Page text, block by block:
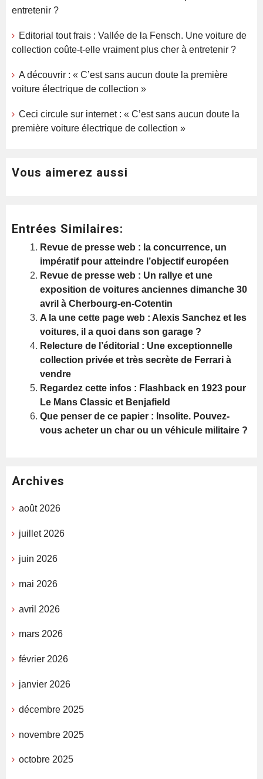
entretenir ?
Editorial tout frais : Vallée de la Fensch. Une voiture de
collection coûte-t-elle vraiment plus cher à entretenir ?
A découvrir : « C’est sans aucun doute la première
voiture électrique de collection »
Ceci circule sur internet : « C’est sans aucun doute la
première voiture électrique de collection »
Vous aimerez aussi
Entrées Similaires:
Revue de presse web : la concurrence, un
impératif pour atteindre l’objectif européen
Revue de presse web : Un rallye et une
exposition de voitures anciennes dimanche 30
avril à Cherbourg-en-Cotentin
A la une cette page web : Alexis Sanchez et les
voitures, il a quoi dans son garage ?
Relecture de l’éditorial : Une exceptionnelle
collection privée et très secrète de Ferrari à
vendre
Regardez cette infos : Flashback en 1923 pour
Le Mans Classic et Benjafield
Que penser de ce papier : Insolite. Pouvez-
vous acheter un char ou un véhicule militaire ?
Archives
août 2026
juillet 2026
juin 2026
mai 2026
avril 2026
mars 2026
février 2026
janvier 2026
décembre 2025
novembre 2025
octobre 2025